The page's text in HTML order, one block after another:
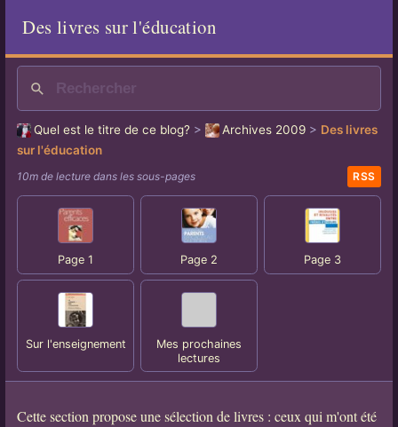
Des livres sur l'éducation
Quel est le titre de ce blog?> Archives 2009 > Des livres
sur l'éducation
10m de lecture dans les sous-pages RSS
Page 1 Page 2 Page 3
Sur l'enseignement
Mes prochaines
lectures
Cette section propose une sélection de livres : ceux qui m'ont été